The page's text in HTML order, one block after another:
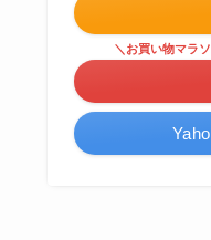
＼お買い物マラ